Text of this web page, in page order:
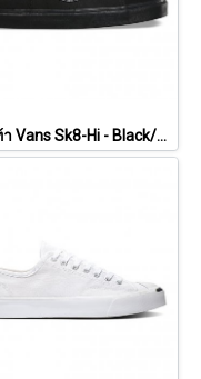
รองเท้า Vans Sk8-Hi - Black/Black/Black [VN000TS9BJ4]